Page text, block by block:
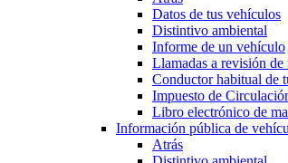
Datos de tus vehículos
Distintivo ambiental
Informe de un vehículo
Llamadas a revisión
Conductor habitual de
Impuesto de
Libro electrónico de
Información pública de
Atrás